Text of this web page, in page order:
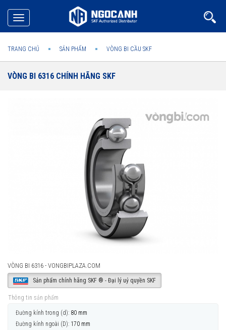
Toggle
navigation
TRANG CHỦ SẢN PHẨM VÒNG BI CẦU SKF
VÒNG BI 6316 CHÍNH HÃNG SKF
VÒNG BI 6316 - VONGBIPLAZA.COM
Sản phẩm chính hãng SKF ® - Đại lý uỷ quyền SKF
Thông tin sản phẩm
Đường kính trong (d): 80 mm
Đường kính ngoài (D): 170 mm